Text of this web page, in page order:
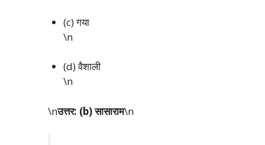
(c) गया
\n
(d) वैशाली
\n
\nउत्तर: (b) सासाराम\n